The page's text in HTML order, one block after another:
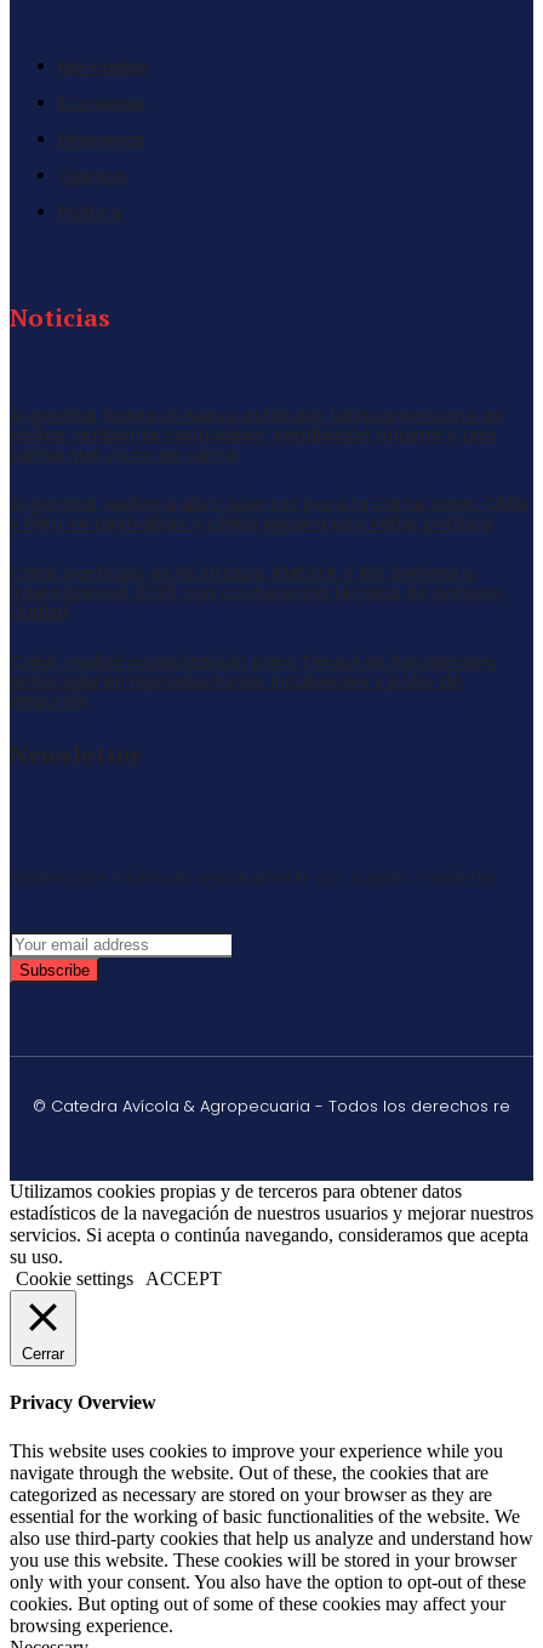
Mercados
Economia
Empresas
Opinion
Politica
Noticias
Argentina frente al nuevo estándar latinoamericano en
pollos: ambiente controlado, ventilación mínima y una
cama que ya no es cama
Argentina vuelve a abrir puertas para la carne aviar: Chile
y Perú se destraban y China espera una señal política
Cobb participó en la XII Expo AMEVEA y XIV Seminario
Internacional 2026 con conferencia técnica de Antonio
Duplat
Cobb realizó capacitación para Tecavi en Pacasmayo
enfocada en reproductoras, incubación y pollo de
engorde
Newsletter
Mantengase informado semanalmente con nuestro newsletter
Subscribe
© Catedra Avícola & Agropecuaria - Todos los derechos re
Utilizamos cookies propias y de terceros para obtener datos
estadísticos de la navegación de nuestros usuarios y mejorar nuestros
servicios. Si acepta o continúa navegando, consideramos que acepta
su uso.
Cookie settings
ACCEPT
Cerrar
Privacy Overview
This website uses cookies to improve your experience while you
navigate through the website. Out of these, the cookies that are
categorized as necessary are stored on your browser as they are
essential for the working of basic functionalities of the website. We
also use third-party cookies that help us analyze and understand how
you use this website. These cookies will be stored in your browser
only with your consent. You also have the option to opt-out of these
cookies. But opting out of some of these cookies may affect your
browsing experience.